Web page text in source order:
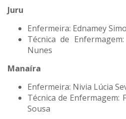
Juru
Enfermeira: Ednamey
Técnica de
Nunes
Manaíra
Enfermeira: Nivia Lúcia
Técnica de Enfermagem:
Sousa